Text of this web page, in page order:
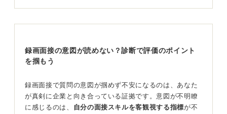
録画面接の意図が読めない？診断で評価のポイント
を掴もう
録画面接で質問の意図が掴めず不安になるのは、あなた
が真剣に企業と向き合っている証拠です。意図が不明瞭
に感じるのは、 自分の面接スキルを客観視する指標が不